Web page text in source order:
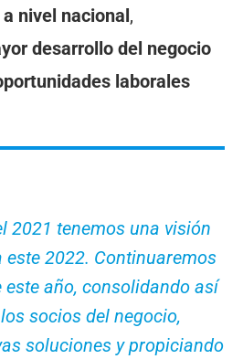
nivel nacional,
desarrollo del negocio
laborales
2021 tenemos una visión
2022. Continuaremos
año, consolidando así
socios del negocio,
soluciones y propiciando